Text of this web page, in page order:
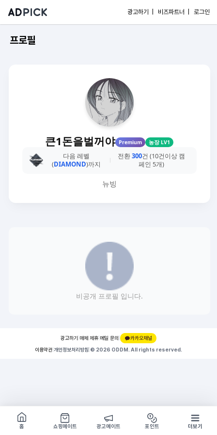
광고하기 | 비즈파트너 | 로그인
프로필
큰1돈을벌꺼야 Premium 농장 LV1
다음 레벨
(DIAMOND)까지
전환300건 (10건이상 캠
페인 5개)
뉴빙
비공개 프로필 입니다.
광고하기 매체 제휴 메일 문의 |
카카오채널
이용약관 개인정보처리방침 © 2026 ODDM. All rights reserved.
쇼핑몰 구경하기
방문시 1G
홈
쇼핑메이트 광고메이트 포인트 더보기